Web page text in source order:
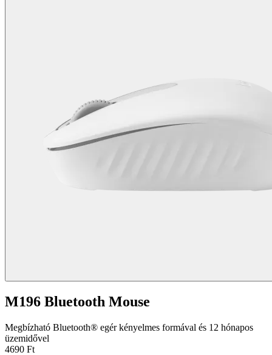
M196 Bluetooth Mouse
Megbízható Bluetooth® egér kényelmes formával és 12 hónapos
üzemidővel
4690 Ft